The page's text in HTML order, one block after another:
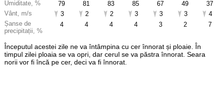
Umiditate, %
Vânt, m/s
Șanse de
precipitații, %
79
3
4
81
2
4
83
2
4
85
3
4
67
3
3
49
3
2
37
4
7
Începutul acestei zile ne va întâmpina cu cer înnorat și ploaie. În
timpul zilei ploaia se va opri, dar cerul se va păstra înnorat. Seara
norii vor fi încă pe cer, deci va fi înnorat.